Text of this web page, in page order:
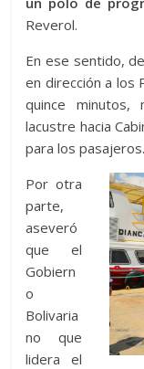
Reverol.
En ese sentido,
en dirección a los
quince
lacustre hacia
para los pasajeros.
Por otra
parte,
aseveró
que el
Gobiern
o
Bolivaria
no que
lidera el